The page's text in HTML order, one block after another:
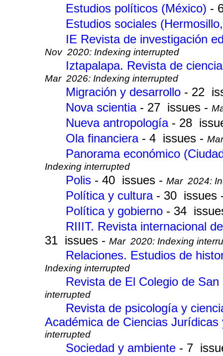
Estudios políticos (México) -
Estudios sociales
IE Revista de investigación
Nov 2020: Indexing interrupted
Iztapalapa. Revista de
Mar 2026: Indexing interrupted
Migración y desarrollo - 22
Nova scientia - 27 issues -
Nueva antropología - 28
Ola financiera - 4 issues -
Panorama económico
Indexing interrupted
Polis - 40 issues - Mar 2024:
Política y cultura - 30 issues
Política y gobierno - 34
RIIIT. Revista internacional
31 issues - Mar 2020: Indexing
Relaciones. Estudios de
Indexing interrupted
Revista de El Colegio de
interrupted
Revista de psicología y
Académica de Ciencias
interrupted
Sociedad y ambiente - 7